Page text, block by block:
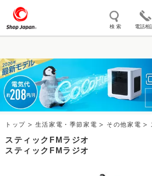
検 索 電話相
トゥルースリーパー
掃除機 クッキングプロ 補聴器
エアコン オーラルスマ
トップ 生活家電・季節家電 その他家電
スティックFMラジオ
スティックFMラジオ